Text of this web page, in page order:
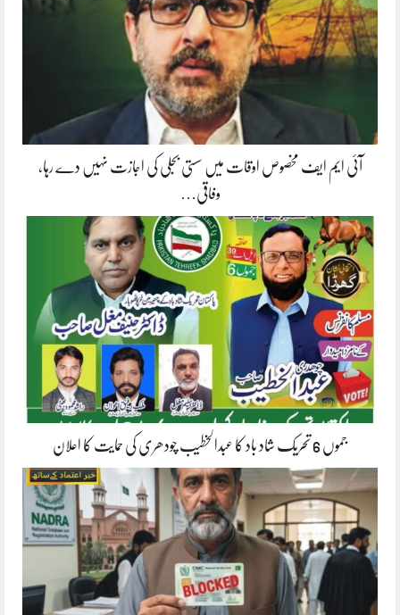
آئی ایم ایف مخصوص اوقات میں سستی بجلی کی اجازت نہیں دے رہا،
وفاقی…
جموں 6 تحریک شاد باد کا عبدالخطیب چودھری کی حمایت کا اعلان